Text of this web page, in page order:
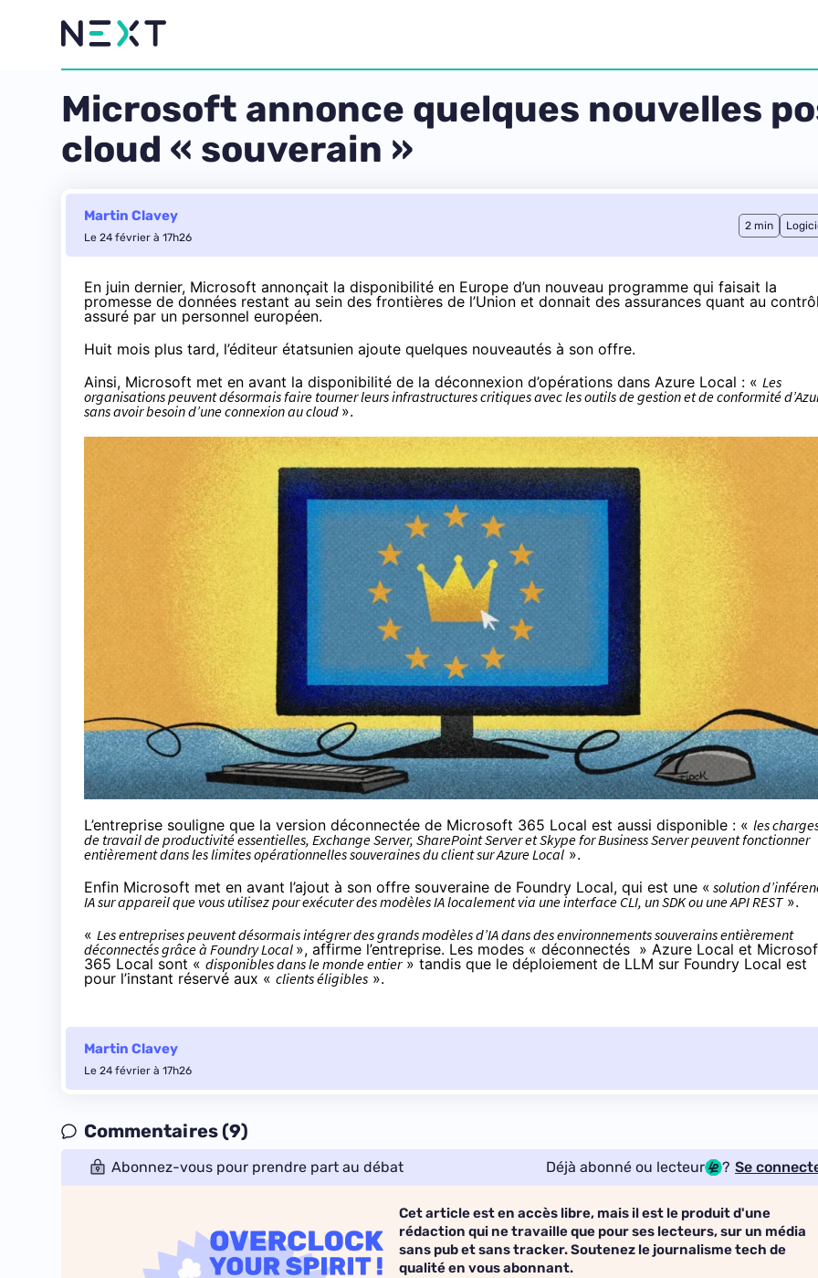
Microsoft annonce quelques nouvelles
cloud « souverain »
Martin Clavey
Le 24 février à 17h26
2 min
En juin dernier, Microsoft annonçait la disponibilité en Europe d’un nouveau programme qui faisait la
promesse de données restant au sein des frontières de l’Union et donnait des assurances quant au
assuré par un personnel européen.
Huit mois plus tard, l’éditeur étatsunien ajoute quelques nouveautés à son offre.
Ainsi, Microsoft met en avant la disponibilité de la déconnexion d’opérations dans Azure Local : « Les
organisations peuvent désormais faire tourner leurs infrastructures critiques avec les outils de gestion et de conformité
sans avoir besoin d’une connexion au cloud ».
L’entreprise souligne que la version déconnectée de Microsoft 365 Local est aussi disponible : « les
de travail de productivité essentielles, Exchange Server, SharePoint Server et Skype for Business Server peuvent fonctionner
entièrement dans les limites opérationnelles souveraines du client sur Azure Local ».
Enfin Microsoft met en avant l’ajout à son offre souveraine de Foundry Local, qui est une « solution
IA sur appareil que vous utilisez pour exécuter des modèles IA localement via une interface CLI, un SDK ou une API REST».
« Les entreprises peuvent désormais intégrer des grands modèles d’IA dans des environnements souverains entièrement
déconnectés grâce à Foundry Local », affirme l’entreprise. Les modes « déconnectés » Azure Local et
365 Local sont « disponibles dans le monde entier» tandis que le déploiement de LLM sur Foundry Local est
pour l’instant réservé aux « clients éligibles ».
Martin Clavey
Le 24 février à 17h26
Commentaires (9)
Abonnez-vous pour prendre part au débat Déjà abonné ou lecteur ? Se
Cet article est en accès libre, mais il est le produit d'une
rédaction qui ne travaille que pour ses lecteurs, sur un média
sans pub et sans tracker. Soutenez le journalisme tech de
qualité en vous abonnant.